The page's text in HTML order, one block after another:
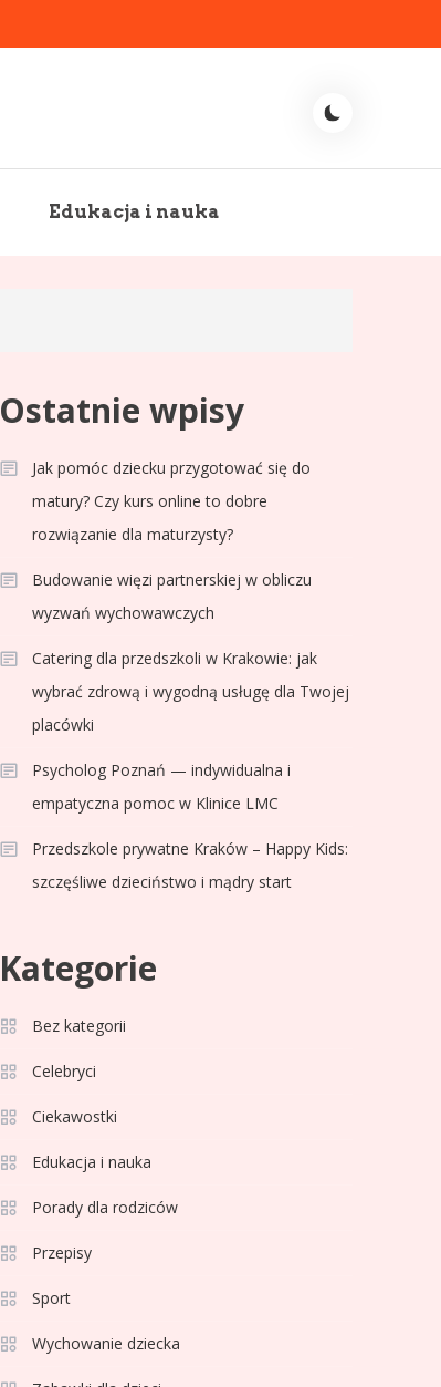
Edukacja i nauka
Ostatnie wpisy
Jak pomóc dziecku przygotować się do
matury? Czy kurs online to dobre
rozwiązanie dla maturzysty?
Budowanie więzi partnerskiej w obliczu
wyzwań wychowawczych
Catering dla przedszkoli w Krakowie: jak
wybrać zdrową i wygodną usługę dla Twojej
placówki
Psycholog Poznań — indywidualna i
empatyczna pomoc w Klinice LMC
Przedszkole prywatne Kraków – Happy Kids:
szczęśliwe dzieciństwo i mądry start
Kategorie
Bez kategorii
Celebryci
Ciekawostki
Edukacja i nauka
Porady dla rodziców
Przepisy
Sport
Wychowanie dziecka
3
formy i statystyk
4
La Liga rankingi: Tabela,
5
Lech Poznań rankingi:
Analiza pozycji w